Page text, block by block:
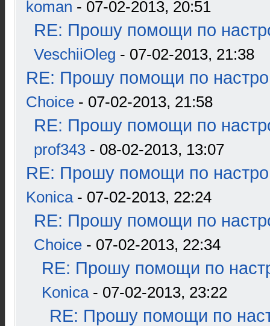
koman - 07-02-2013, 20:51
RE: Прошу помощи по
VeschiiOleg - 07-02-2013, 21:38
RE: Прошу помощи по
Choice - 07-02-2013, 21:58
RE: Прошу помощи по
prof343 - 08-02-2013, 13:07
RE: Прошу помощи по
Konica- 07-02-2013, 22:24
RE: Прошу помощи по
Choice - 07-02-2013, 22:34
RE: Прошу помощи по
Konica- 07-02-2013, 23:22
RE: Прошу помощи по